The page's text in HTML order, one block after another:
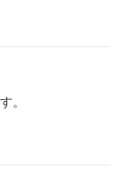
。